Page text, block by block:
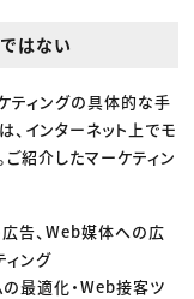
はない
ティングの具体的な手
、インターネット上でモ
ご紹介したマーケティン
広告、Web媒体への広
ィング
の最適化・Web接客ツ